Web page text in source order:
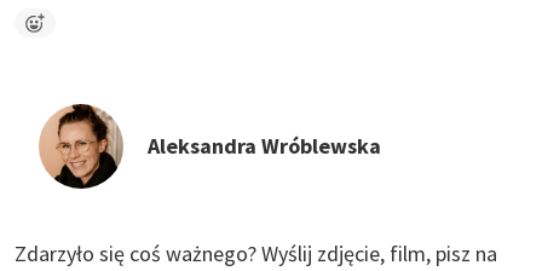
Aleksandra Wróblewska
Zdarzyło się coś ważnego?Wyślij zdjęcie, film, pisz na